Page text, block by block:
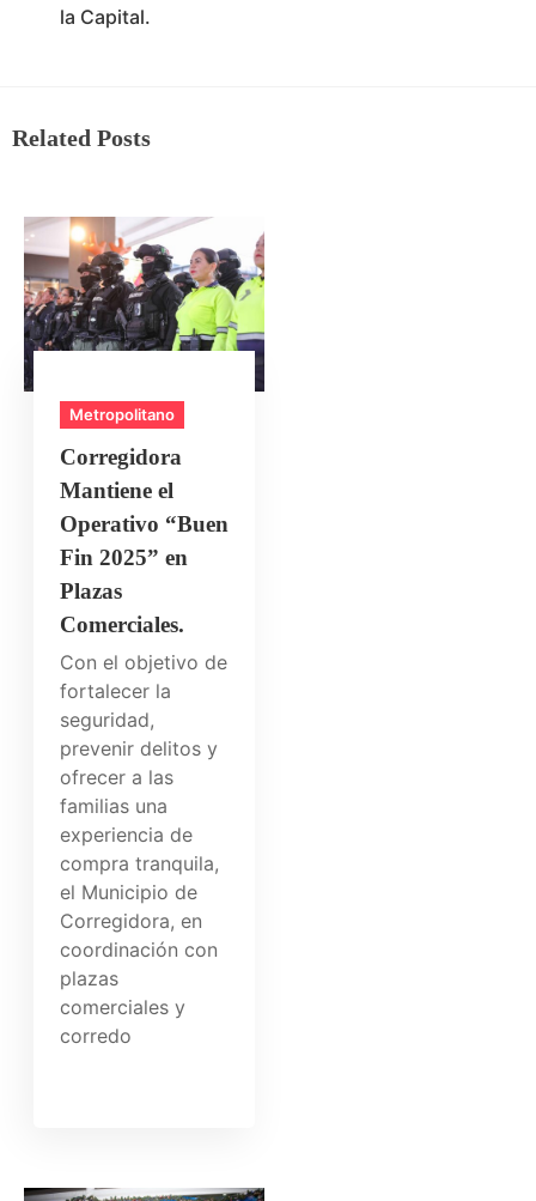
la Capital.
Related Posts
Metropolitano
Corregidora
Mantiene el
Operativo “Buen
Fin 2025” en
Plazas
Comerciales.
Con el objetivo de
fortalecer la
seguridad,
prevenir delitos y
ofrecer a las
familias una
experiencia de
compra tranquila,
el Municipio de
Corregidora, en
coordinación con
plazas
comerciales y
corredo